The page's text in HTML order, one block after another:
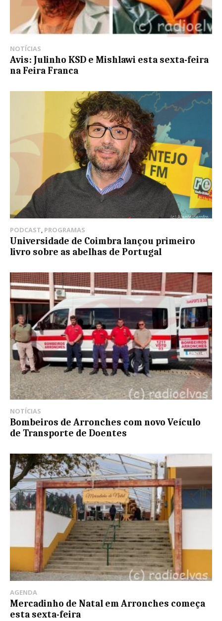
NOTÍCIAS
Avis: Julinho KSD e Mishlawi esta sexta-feira
na Feira Franca
PODCAST, PROGRAMAS
Universidade de Coimbra lançou primeiro
livro sobre as abelhas de Portugal
NOTÍCIAS
Bombeiros de Arronches com novo Veículo
de Transporte de Doentes
AGENDA
Mercadinho de Natal em Arronches começa
esta sexta-feira